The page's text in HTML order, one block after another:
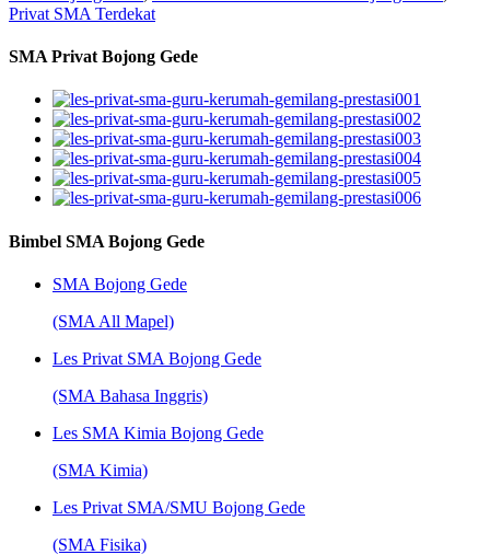
Privat SMA Terdekat
SMA Privat Bojong Gede
Bimbel SMA Bojong Gede
SMA Bojong Gede
(SMA All Mapel)
Les Privat SMA Bojong Gede
(SMA Bahasa Inggris)
Les SMA Kimia Bojong Gede
(SMA Kimia)
Les Privat SMA/SMU Bojong Gede
(SMA Fisika)